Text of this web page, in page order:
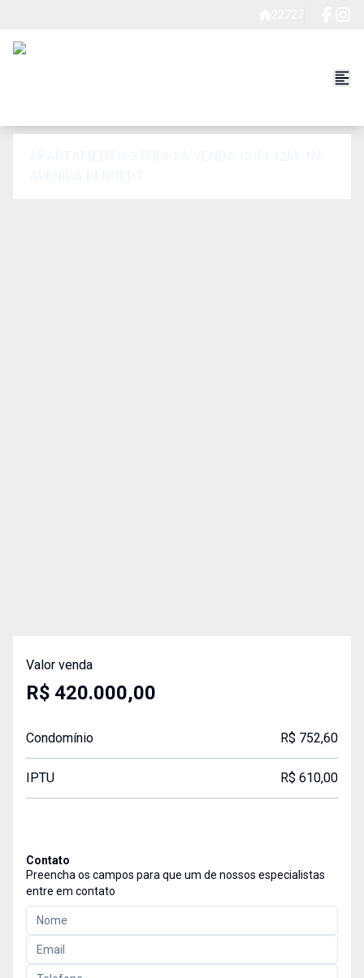
Valor venda
R$ 420.000,00
Condomínio R$ 752,60
IPTU R$ 610,00
Contato
Preencha os campos para que um de nossos especialistas
entre em contato